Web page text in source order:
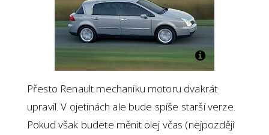
Přesto Renault mechaniku motoru dvakrát
upravil. V ojetinách ale bude spíše starší verze.
Pokud však budete měnit olej včas (nejpozději